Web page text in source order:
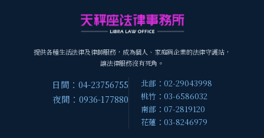
提供各種生活法律及律師服務，成為個人、家庭與企業的法律守護站，
讓法律服務沒有死角。
日間：04-23756755
夜間：0936-177880
北部：02-29043998
桃竹：03-6586032
南部：07-2819120
花蓮：03-8246979